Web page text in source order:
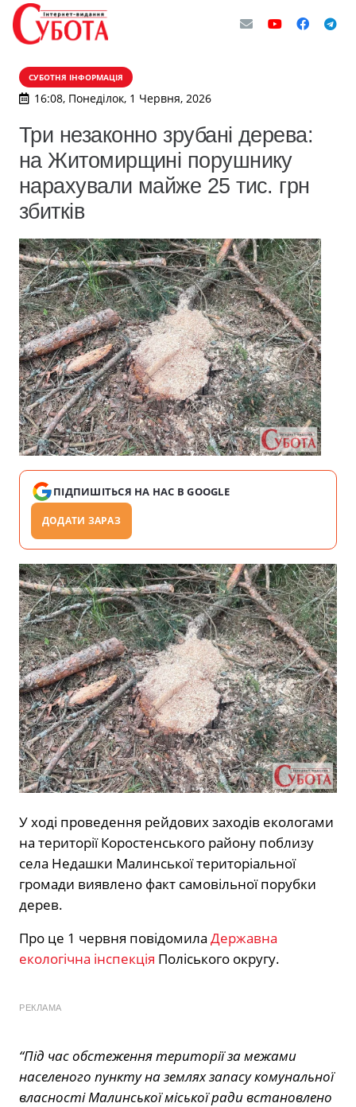
СУБОТНЯ ІНФОРМАЦІЯ
16:08, Понеділок, 1 Червня, 2026
Три незаконно зрубані дерева:
на Житомирщині порушнику
нарахували майже 25 тис. грн
збитків
ПІДПИШІТЬСЯ НА НАС В GOOGLE
ДОДАТИ ЗАРАЗ
У ході проведення рейдових заходів екологами
на території Коростенського району поблизу
села Недашки Малинської територіальної
громади виявлено факт самовільної порубки
дерев.
Про це 1 червня повідомила Державна
екологічна інспекція Поліського округу.
РЕКЛАМА
“Під час обстеження території за межами
населеного пункту на землях запасу комунальної
власності Малинської міської ради встановлено